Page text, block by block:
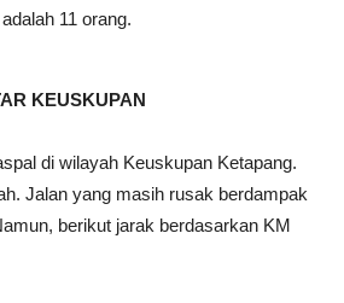
11 orang.
KEUSKUPAN
di wilayah Keuskupan Ketapang.
Jalan yang masih rusak berdampak
berikut jarak berdasarkan KM